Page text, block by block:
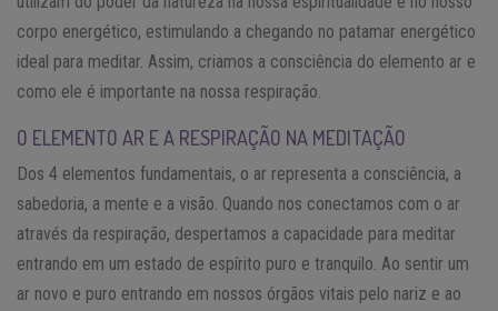
corpo energético, estimulando a chegando no patamar energético
ideal para meditar. Assim, criamos a consciência do elemento ar e
como ele é importante na nossa respiração.
O ELEMENTO AR E A RESPIRAÇÃO NA MEDITAÇÃO
Dos 4 elementos fundamentais, o ar representa a consciência, a
sabedoria, a mente e a visão. Quando nos conectamos com o ar
através da respiração, despertamos a capacidade para meditar
entrando em um estado de espírito puro e tranquilo. Ao sentir um
ar novo e puro entrando em nossos órgãos vitais pelo nariz e ao